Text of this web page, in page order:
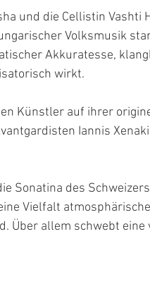
und die Cellistin Vashti
Volksmusik
Akkuratesse,
wirkt.
Künstler auf ihrer
Iannis
Sonatina des
Vielfalt
Über allem schwebt